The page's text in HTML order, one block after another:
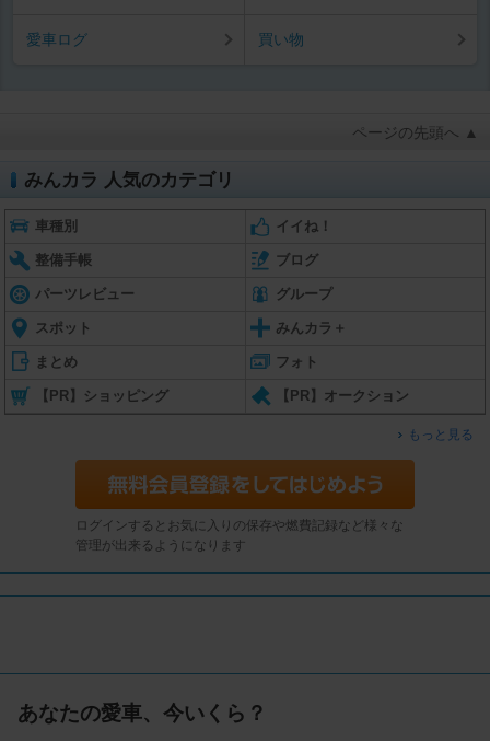
愛車ログ 買い物
ページの先頭へ ▲
みんカラ 人気のカテゴリ
車種別 イイね！
整備手帳 ブログ
パーツレビュー グループ
スポット みんカラ＋
まとめ フォト
【PR】ショッピング 【PR】オークション
もっと見る
ログインするとお気に入りの保存や燃費記録など様々な
管理が出来るようになります
あなたの愛車、今いくら？